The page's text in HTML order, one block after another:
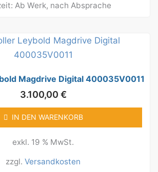
Ab Werk, nach Absprache
Magdrive Digital 400035V0011
3.100,00 €
IN DEN WARENKORB
exkl. 19 % MwSt.
zzgl. Versandkosten